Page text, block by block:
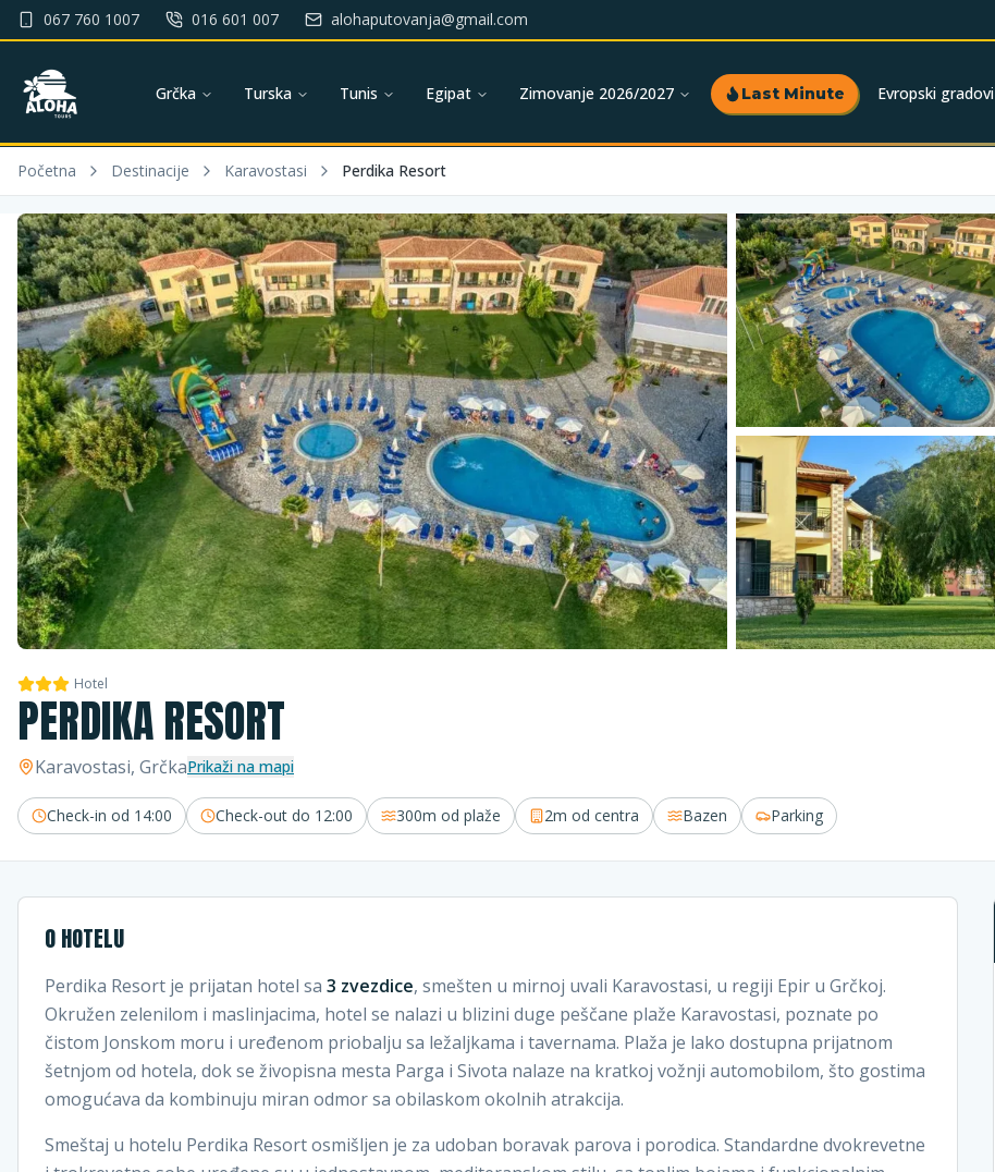
067 760 1007 016 601 007 alohaputovanja@gmail.com
Grčka Turska Tunis Egipat Zimovanje 2026/2027 Last Minute Evropski gradovi
Početna Destinacije Karavostasi Perdika Resort
Hotel
PERDIKA RESORT
Karavostasi, GrčkaPrikaži na mapi
Check-in od 14:00 Check-out do 12:00 300m od plaže 2m od centra Bazen Parking
O HOTELU
Perdika Resort je prijatan hotel sa 3 zvezdice, smešten u mirnoj uvali Karavostasi, u regiji Epir u Grčkoj.
Okružen zelenilom i maslinjacima, hotel se nalazi u blizini duge peščane plaže Karavostasi, poznate po
čistom Jonskom moru i uređenom priobalju sa ležaljkama i tavernama. Plaža je lako dostupna prijatnom
šetnjom od hotela, dok se živopisna mesta Parga i Sivota nalaze na kratkoj vožnji automobilom, što gostima
omogućava da kombinuju miran odmor sa obilaskom okolnih atrakcija.
Smeštaj u hotelu Perdika Resort osmišljen je za udoban boravak parova i porodica. Standardne dvokrevetne